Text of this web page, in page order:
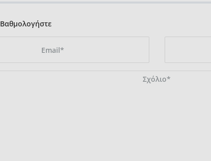
Βαθμολογήστε